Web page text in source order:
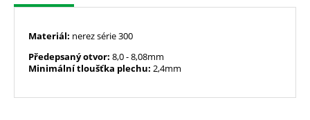
Materiál: nerez série 300
Předepsaný otvor: 8,0- 8,08mm
Minimální tloušťka plechu: 2,4mm